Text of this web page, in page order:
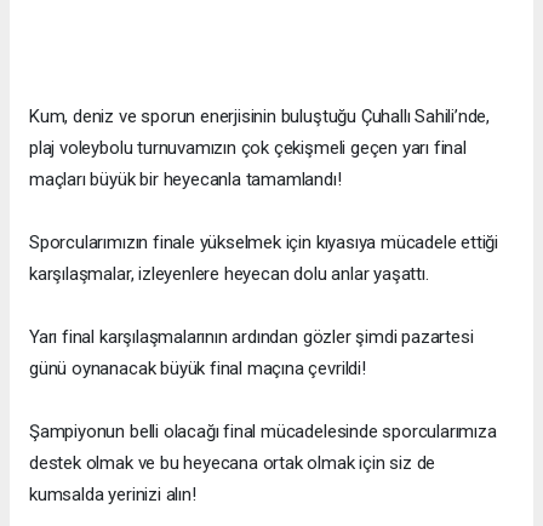
Kum, deniz ve sporun enerjisinin buluştuğu Çuhallı Sahili’nde,
plaj voleybolu turnuvamızın çok çekişmeli geçen yarı final
maçları büyük bir heyecanla tamamlandı!
Sporcularımızın finale yükselmek için kıyasıya mücadele ettiği
karşılaşmalar, izleyenlere heyecan dolu anlar yaşattı.
Yarı final karşılaşmalarının ardından gözler şimdi pazartesi
günü oynanacak büyük final maçına çevrildi!
Şampiyonun belli olacağı final mücadelesinde sporcularımıza
destek olmak ve bu heyecana ortak olmak için siz de
kumsalda yerinizi alın!